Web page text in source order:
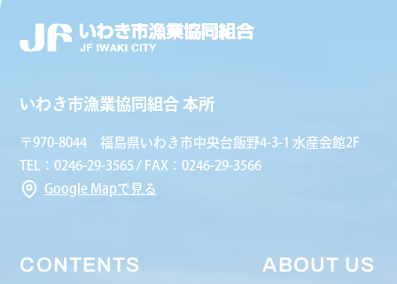
いわき市漁業協同組合 本所
〒970-8044 福島県いわき市中央台飯野4-3-1 水産会館2F
TEL：0246-29-3565 / FAX：0246-29-3566
Google Mapで見る
CONTENTS ABOUT US